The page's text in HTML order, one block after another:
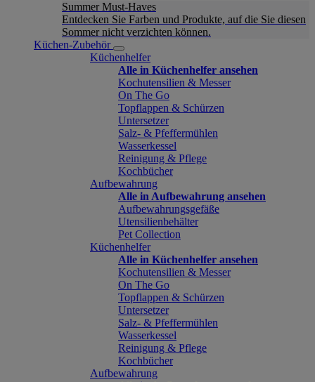
Summer Must-Haves
Entdecken Sie Farben und Produkte, auf die Sie diesen
Sommer nicht verzichten können.
Küchen-Zubehör
Küchenhelfer
Alle in Küchenhelfer ansehen
Kochutensilien & Messer
On The Go
Topflappen & Schürzen
Untersetzer
Salz- & Pfeffermühlen
Wasserkessel
Reinigung & Pflege
Kochbücher
Aufbewahrung
Alle in Aufbewahrung ansehen
Aufbewahrungsgefäße
Utensilienbehälter
Pet Collection
Küchenhelfer
Alle in Küchenhelfer ansehen
Kochutensilien & Messer
On The Go
Topflappen & Schürzen
Untersetzer
Salz- & Pfeffermühlen
Wasserkessel
Reinigung & Pflege
Kochbücher
Aufbewahrung